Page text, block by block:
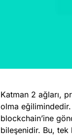
Katman 2 ağları,
olma eğilimindedir.
blockchain’ine
bileşenidir. Bu, tek